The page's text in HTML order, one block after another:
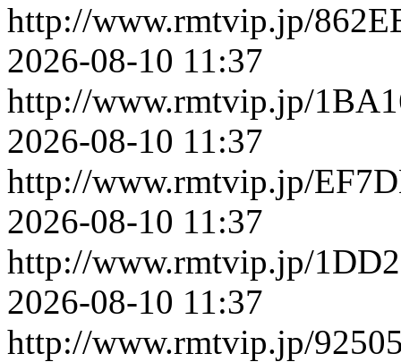
http://www.rmtvip.jp/
2026-08-10 11:37
http://www.rmtvip.jp/
2026-08-10 11:37
http://www.rmtvip.jp/
2026-08-10 11:37
http://www.rmtvip.jp/
2026-08-10 11:37
http://www.rmtvip.jp/